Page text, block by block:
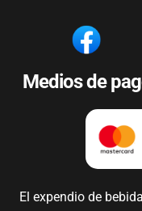
Medios de
El expendio de